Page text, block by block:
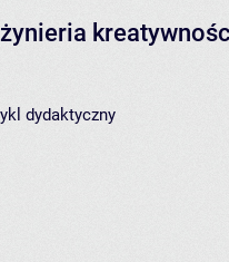
dydaktyczny